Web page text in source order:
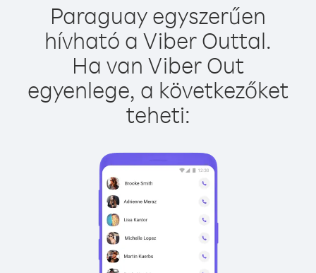
Paraguay egyszerűen
hívható a Viber Outtal.
Ha van Viber Out
egyenlege, a következőket
teheti: